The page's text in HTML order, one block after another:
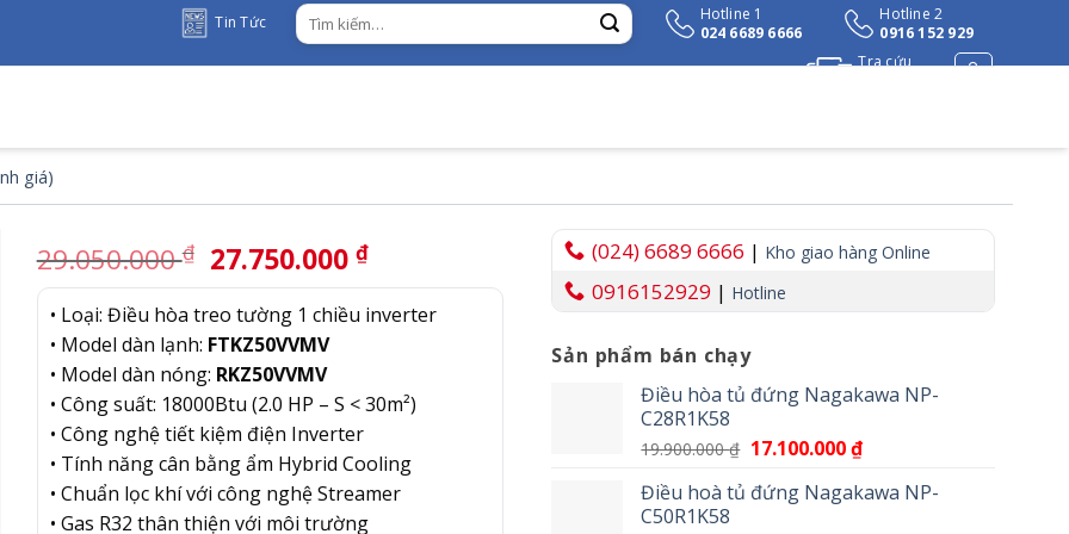
Tin Tức
Tìm
kiếm:
Hotline 1
024 6689 6666
Hotline 2
0916 152 929
Tra cứu
giá)
29.050.000₫ Giá
gốc
là:
29.050.000 ₫.
27.750.000₫
hiện
tại
• Loại: Điều hòa treo tường 1 chiều inverter
• Model dàn lạnh: FTKZ50VVMV
• Model dàn nóng: RKZ50VVMV
• Công suất: 18000Btu (2.0 HP – S < 30m²)
• Công nghệ tiết kiệm điện Inverter
• Tính năng cân bằng ẩm Hybrid Cooling
• Chuẩn lọc khí với công nghệ Streamer
• Gas R32 thân thiện với môi trường
(024) 6689 6666 | Kho giao hàng Online
0916152929 | Hotline
Sản phẩm bán chạy
Điều hòa tủ đứng Nagakawa NP-
C28R1K58
19.900.000₫ Giá
là:
17.100.000₫Giá
tại
Điều hoà tủ đứng Nagakawa NP-
C50R1K58